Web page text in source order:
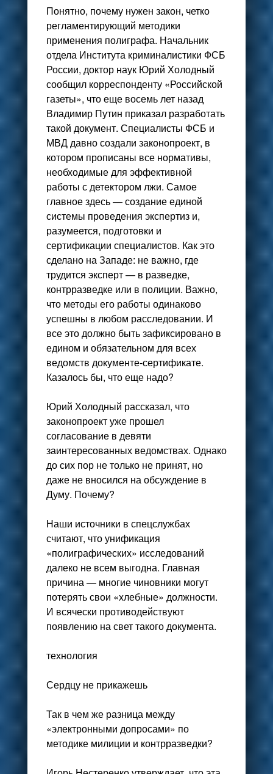
Понятно, почему нужен закон, четко
регламентирующий методики
применения полиграфа. Начальник
отдела Института криминалистики ФСБ
России, доктор наук Юрий Холодный
сообщил корреспонденту «Российской
газеты», что еще восемь лет назад
Владимир Путин приказал разработать
такой документ. Специалисты ФСБ и
МВД давно создали законопроект, в
котором прописаны все нормативы,
необходимые для эффективной
работы с детектором лжи. Самое
главное здесь — создание единой
системы проведения экспертиз и,
разумеется, подготовки и
сертификации специалистов. Как это
сделано на Западе: не важно, где
трудится эксперт — в разведке,
контрразведке или в полиции. Важно,
что методы его работы одинаково
успешны в любом расследовании. И
все это должно быть зафиксировано в
едином и обязательном для всех
ведомств документе-сертификате.
Казалось бы, что еще надо?
Юрий Холодный рассказал, что
законопроект уже прошел
согласование в девяти
заинтересованных ведомствах. Однако
до сих пор не только не принят, но
даже не вносился на обсуждение в
Думу. Почему?
Наши источники в спецслужбах
считают, что унификация
«полиграфических» исследований
далеко не всем выгодна. Главная
причина — многие чиновники могут
потерять свои «хлебные» должности.
И всячески противодействуют
появлению на свет такого документа.
технология
Сердцу не прикажешь
Так в чем же разница между
«электронными допросами» по
методике милиции и контрразведки?